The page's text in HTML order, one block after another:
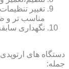
تغییر
مناسب تر و
نگهداری
دستگاه های
جمله: